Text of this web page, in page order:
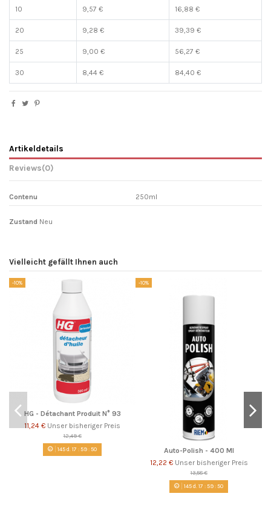
10 9,57 € 16,88 €
20 9,28 € 39,39 €
25 9,00 € 56,27 €
30 8,44 € 84,40 €
Artikeldetails
Reviews(0)
Contenu 250ml
Zustand Neu
Vielleicht gefällt Ihnen auch
-10%
HG - Détachant Produit N° 93
11,24 € Unser bisheriger Preis
12,49 €
145d.17 :59:49
-10%
Auto-Polish - 400 Ml
12,22 € Unser bisheriger Preis
13,58 €
145d.17 :59:49